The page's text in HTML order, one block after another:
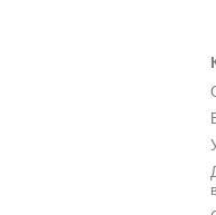
Контроль влажности.
страдающих аллергией
Охранная
Контроль качества